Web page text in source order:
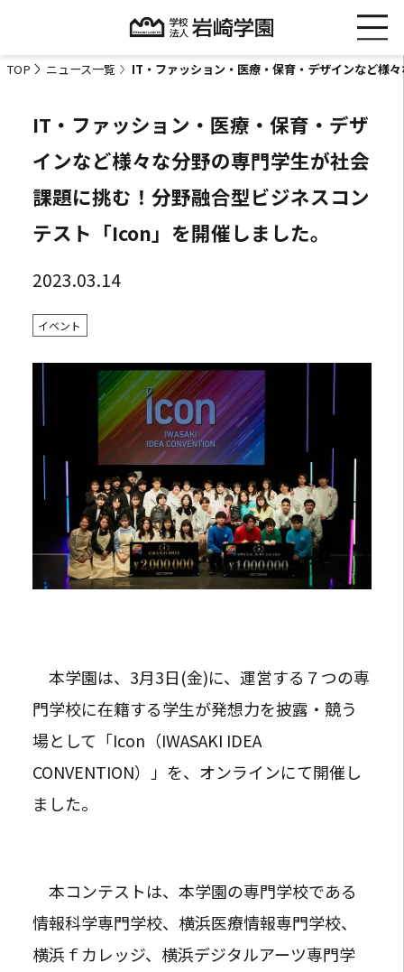
TOP ニュース一覧 IT・ファッション・医療・保育・デザインなど様
IT・ファッション・医療・保育・デザ
インなど様々な分野の専門学生が社会
課題に挑む！分野融合型ビジネスコン
テスト「Icon」を開催しました。
2023.03.14
イベント
本学園は、3月3日(金)に、運営する７つの専
門学校に在籍する学生が発想力を披露・競う
場として「Icon（IWASAKI IDEA
CONVENTION）」を、オンラインにて開催し
ました。
本コンテストは、本学園の専門学校である
情報科学専門学校、横浜医療情報専門学校、
横浜ｆカレッジ、横浜デジタルアーツ専門学